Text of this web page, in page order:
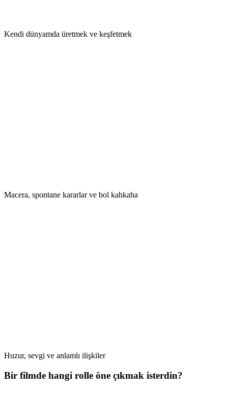
Kendi dünyamda üretmek ve keşfetmek
Macera, spontane kararlar ve bol kahkaha
Huzur, sevgi ve anlamlı ilişkiler
Bir filmde hangi rolle öne çıkmak isterdin?